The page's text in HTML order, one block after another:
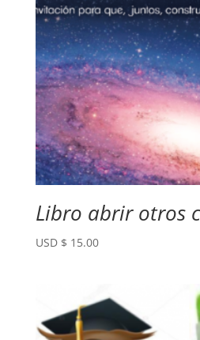
Libro abrir otros
USD $ 15.00